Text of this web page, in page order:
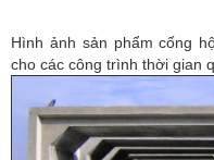
Hình ảnh sản phẩm cống
cho các công trình thời gian